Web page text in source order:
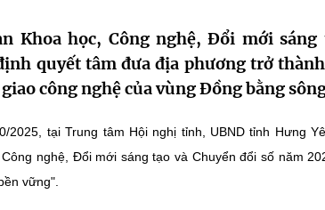
Khoa học, Công nghệ, Đổi mới
quyết tâm đưa địa phương trở
công nghệ của vùng Đồng bằng
2025, tại Trung tâm Hội nghị tỉnh, UBND tỉnh Hưng
Công nghệ, Đổi mới sáng tạo và Chuyển đổi số năm
vững".